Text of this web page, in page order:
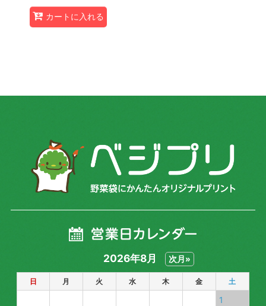
カートに入れる
2026年8月 次月»
日 月 火 水 木 金 土
1